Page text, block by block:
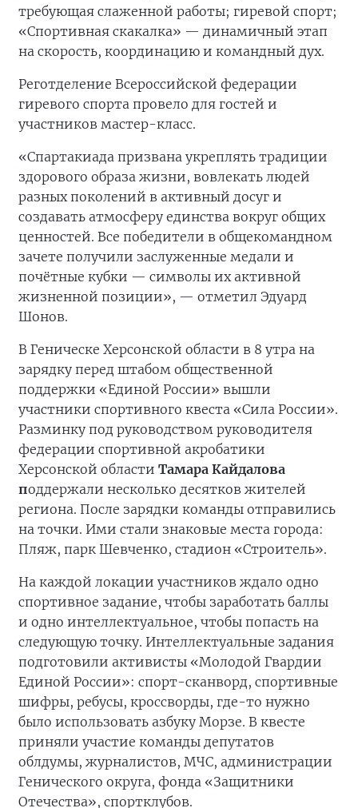
требующая слаженной работы; гиревой спорт;
«Спортивная скакалка» — динамичный этап
на скорость, координацию и командный дух.
Реготделение Всероссийской федерации
гиревого спорта провело для гостей и
участников мастер-класс.
«Спартакиада призвана укреплять традиции
здорового образа жизни, вовлекать людей
разных поколений в активный досуг и
создавать атмосферу единства вокруг общих
ценностей. Все победители в общекомандном
зачете получили заслуженные медали и
почётные кубки — символы их активной
жизненной позиции», — отметил Эдуард
Шонов.
В Геническе Херсонской области в 8 утра на
зарядку перед штабом общественной
поддержки «Единой России» вышли
участники спортивного квеста «Сила России».
Разминку под руководством руководителя
федерации спортивной акробатики
Херсонской области Тамара Кайдалова
поддержали несколько десятков жителей
региона. После зарядки команды отправились
на точки. Ими стали знаковые места города:
Пляж, парк Шевченко, стадион «Строитель».
На каждой локации участников ждало одно
спортивное задание, чтобы заработать баллы
и одно интеллектуальное, чтобы попасть на
следующую точку. Интеллектуальные задания
подготовили активисты «Молодой Гвардии
Единой России»: спорт-сканворд, спортивные
шифры, ребусы, кроссворды, где-то нужно
было использовать азбуку Морзе. В квесте
приняли участие команды депутатов
облдумы, журналистов, МЧС, администрации
Генического округа, фонда «Защитники
Отечества», спортклубов.